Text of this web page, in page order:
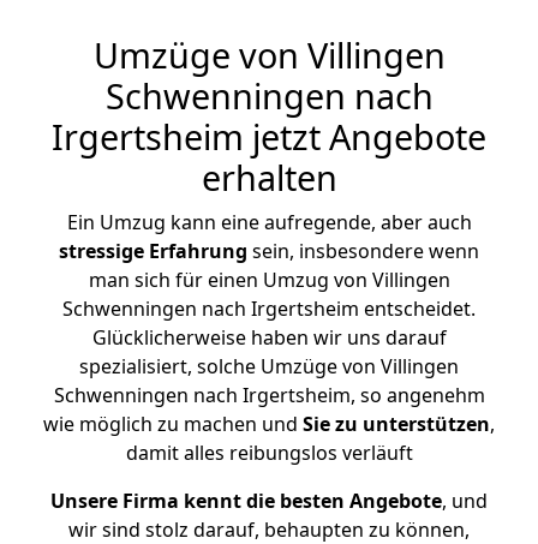
Umzüge von Villingen
Schwenningen nach
Irgertsheim jetzt Angebote
erhalten
Ein Umzug kann eine aufregende, aber auch
stressige Erfahrung sein, insbesondere wenn
man sich für einen Umzug von Villingen
Schwenningen nach Irgertsheim entscheidet.
Glücklicherweise haben wir uns darauf
spezialisiert, solche Umzüge von Villingen
Schwenningen nach Irgertsheim, so angenehm
wie möglich zu machen und Sie zu unterstützen,
damit alles reibungslos verläuft
Unsere Firma kennt die besten Angebote, und
wir sind stolz darauf, behaupten zu können,